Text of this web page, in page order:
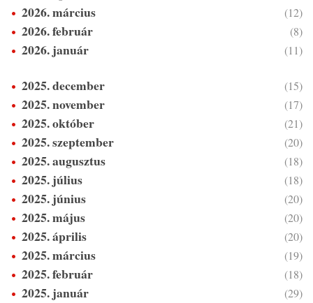
2026. március (12)
2026. február (8)
2026. január (11)
2025. december (15)
2025. november (17)
2025. október (21)
2025. szeptember (20)
2025. augusztus (18)
2025. július (18)
2025. június (20)
2025. május (20)
2025. április (20)
2025. március (19)
2025. február (18)
2025. január (29)